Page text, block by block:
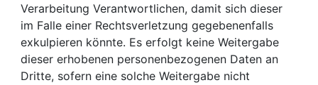
Verarbeitung Verantwortlichen, damit sich dieser
im Falle einer Rechtsverletzung gegebenenfalls
exkulpieren könnte. Es erfolgt keine Weitergabe
dieser erhobenen personenbezogenen Daten an
Dritte, sofern eine solche Weitergabe nicht